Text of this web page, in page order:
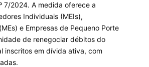
7/2024. A medida oferece a
Individuais (MEIs),
e Empresas de Pequeno Porte
de renegociar débitos do
inscritos em dívida ativa, com